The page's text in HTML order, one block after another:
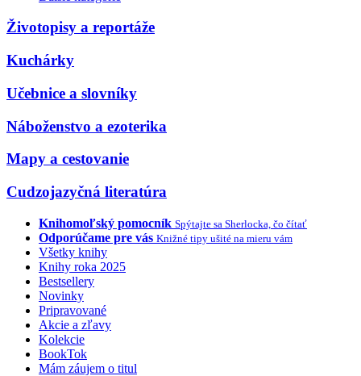
Životopisy a reportáže
Kuchárky
Učebnice a slovníky
Náboženstvo a ezoterika
Mapy a cestovanie
Cudzojazyčná literatúra
Knihomoľský pomocník Spýtajte sa Sherlocka, čo čítať
Odporúčame pre vás Knižné tipy ušité na mieru vám
Všetky knihy
Knihy roka 2025
Bestsellery
Novinky
Pripravované
Akcie a zľavy
Kolekcie
BookTok
Mám záujem o titul